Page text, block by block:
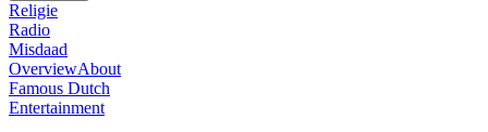
Religie
Radio
Misdaad
OverviewAbout
Famous Dutch
Entertainment